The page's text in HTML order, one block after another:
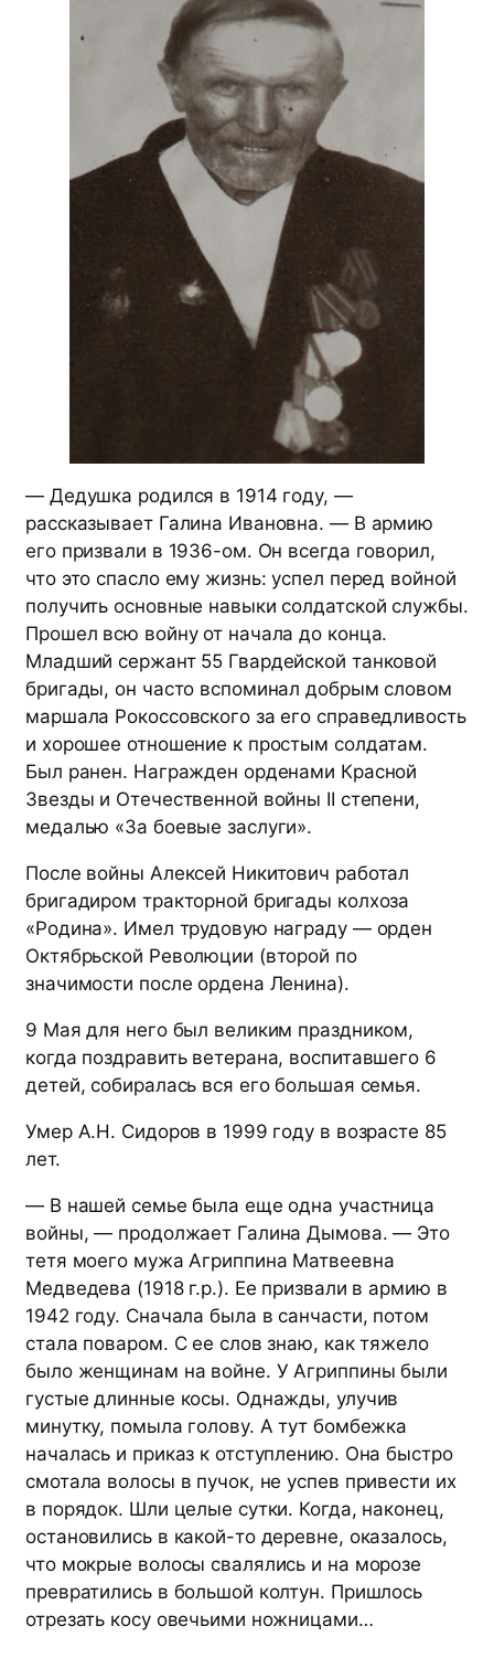
— Дедушка родился в 1914 году, —
рассказывает Галина Ивановна. — В армию
его призвали в 1936-ом. Он всегда говорил,
что это спасло ему жизнь: успел перед войной
получить основные навыки солдатской службы.
Прошел всю войну от начала до конца.
Младший сержант 55 Гвардейской танковой
бригады, он часто вспоминал добрым словом
маршала Рокоссовского за его справедливость
и хорошее отношение к простым солдатам.
Был ранен. Награжден орденами Красной
Звезды и Отечественной войны II степени,
медалью «За боевые заслуги».
После войны Алексей Никитович работал
бригадиром тракторной бригады колхоза
«Родина». Имел трудовую награду — орден
Октябрьской Революции (второй по
значимости после ордена Ленина).
9 Мая для него был великим праздником,
когда поздравить ветерана, воспитавшего 6
детей, собиралась вся его большая семья.
Умер А.Н. Сидоров в 1999 году в возрасте 85
лет.
— В нашей семье была еще одна участница
войны, — продолжает Галина Дымова. — Это
тетя моего мужа Агриппина Матвеевна
Медведева (1918 г.р.). Ее призвали в армию в
1942 году. Сначала была в санчасти, потом
стала поваром. С ее слов знаю, как тяжело
было женщинам на войне. У Агриппины были
густые длинные косы. Однажды, улучив
минутку, помыла голову. А тут бомбежка
началась и приказ к отступлению. Она быстро
смотала волосы в пучок, не успев привести их
в порядок. Шли целые сутки. Когда, наконец,
остановились в какой-то деревне, оказалось,
что мокрые волосы свалялись и на морозе
превратились в большой колтун. Пришлось
отрезать косу овечьими ножницами…